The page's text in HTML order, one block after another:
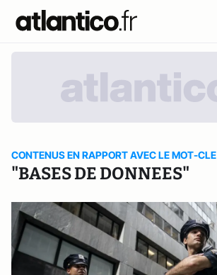
CONTENUS EN RAPPORT AVEC LE MOT-CLE
"BASES DE DONNEES"